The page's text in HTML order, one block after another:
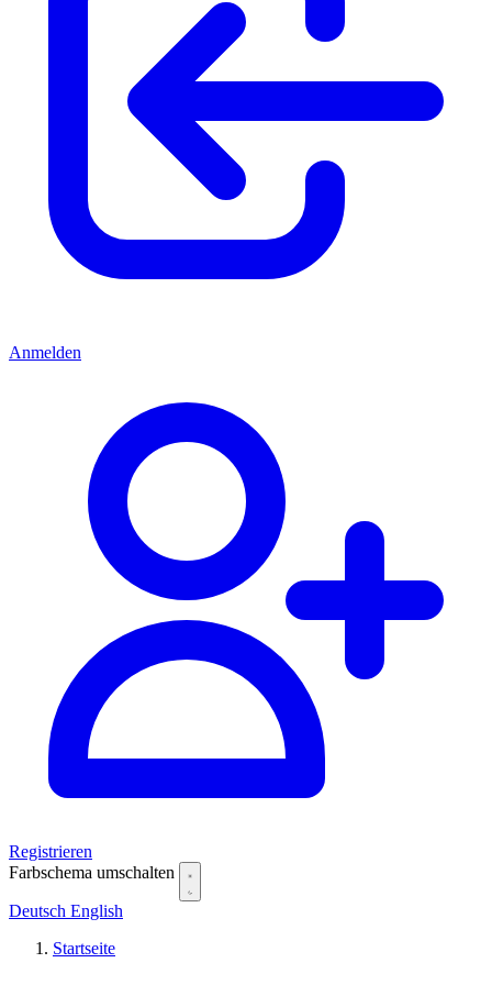
Anmelden
Registrieren
Farbschema umschalten
Deutsch English
Startseite